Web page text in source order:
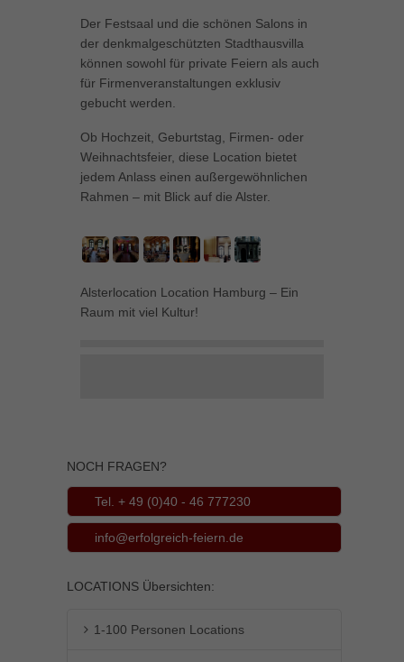
Der Festsaal und die schönen Salons in
der denkmalgeschützten Stadthausvilla
können sowohl für private Feiern als auch
für Firmenveranstaltungen exklusiv
gebucht werden.
Ob Hochzeit, Geburtstag, Firmen- oder
Weihnachtsfeier, diese Location bietet
jedem Anlass einen außergewöhnlichen
Rahmen – mit Blick auf die Alster.
Alsterlocation Location Hamburg – Ein
Raum mit viel Kultur!
NOCH FRAGEN?
Tel. + 49 (0)40 - 46 777230
info@erfolgreich-feiern.de
LOCATIONS Übersichten:
1-100 Personen Locations
können Ihre Einwilligung zu ganzen Kategorien geben oder sich
weitere Informationen anzeigen lassen und so nur bestimmte
Cookies auswählen.
Alle akzeptieren Speichern
Datenschutzeinstellungen
Essenziell (1)
Essenzielle Cookies ermöglichen grundlegende Funktionen und sind für
Marketing-Cookies werden von Drittanbietern oder Publishern verwendet,
um personalisierte Werbung anzuzeigen. Sie tun dies, indem sie
Cookie-Informationen anzeigen
powered by Borlabs Cookie Datenschutzerklärung